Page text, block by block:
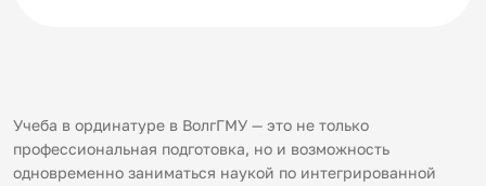
Учеба в ординатуре в ВолгГМУ — это не только
профессиональная подготовка, но и возможность
одновременно заниматься наукой по интегрированной